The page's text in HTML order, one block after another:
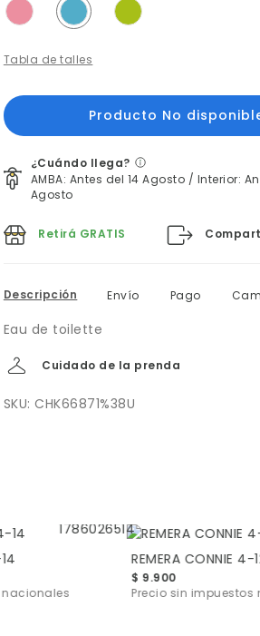
Tabla de talles
¿Cuándo llega?
AMBA: Antes del 14 Agosto / Interior:
Agosto
Retirá GRATIS
Descripción Envío Pago
Eau de toilette
Cuidado de la prenda
SKU: CHK66871%38U
nacionales
REMERA CONNIE 4-
$ 9.900
Precio sin impuestos